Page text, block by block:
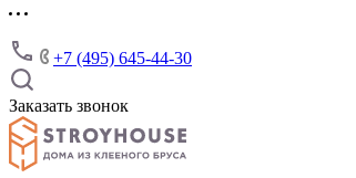
+7 (495) 645-44-30
Заказать звонок